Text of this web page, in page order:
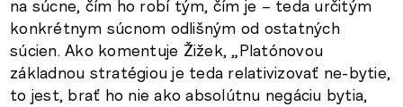
na súcne, čím ho robí tým, čím je – teda určitým
konkrétnym súcnom odlišným od ostatných
súcien. Ako komentuje Žižek, „Platónovou
základnou stratégiou je teda relativizovať ne-bytie,
to jest, brať ho nie ako absolútnu negáciu bytia,